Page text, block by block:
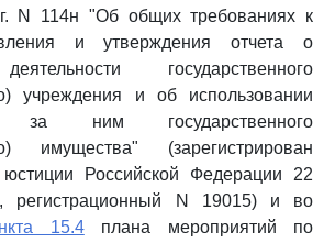
N 114н "Об общих требованиях к
и утверждения отчета о
государственного
учреждения и об использовании
за ним государственного
имущества" (зарегистрирован
юстиции Российской Федерации 22
регистрационный N 19015) и во
15.4плана мероприятий по